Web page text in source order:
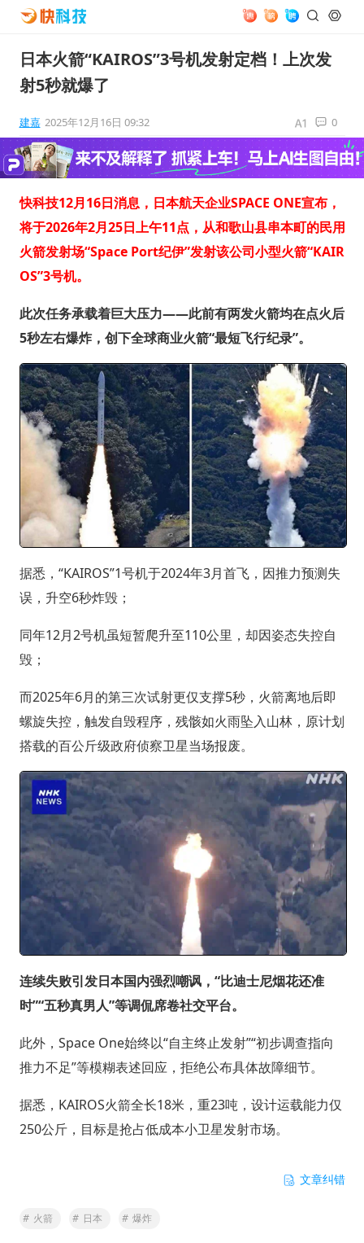
日本火箭“KAIROS”3号机发射定档！上次发
射5秒就爆了
建嘉 2025年12月16日 09:32 0
快科技12月16日消息，日本航天企业SPACE ONE宣布，
将于2026年2月25日上午11点，从和歌山县串本町的民用
火箭发射场“Space Port纪伊”发射该公司小型火箭“KAIR
OS”3号机。
此次任务承载着巨大压力——此前有两发火箭均在点火后
5秒左右爆炸，创下全球商业火箭“最短飞行纪录”。
据悉，“KAIROS”1号机于2024年3月首飞，因推力预测失
误，升空6秒炸毁；
同年12月2号机虽短暂爬升至110公里，却因姿态失控自
毁；
而2025年6月的第三次试射更仅支撑5秒，火箭离地后即
螺旋失控，触发自毁程序，残骸如火雨坠入山林，原计划
搭载的百公斤级政府侦察卫星当场报废。
连续失败引发日本国内强烈嘲讽，“比迪士尼烟花还准
时”“五秒真男人”等调侃席卷社交平台。
此外，Space One始终以“自主终止发射”“初步调查指向
推力不足”等模糊表述回应，拒绝公布具体故障细节。
据悉，KAIROS火箭全长18米，重23吨，设计运载能力仅
250公斤，目标是抢占低成本小卫星发射市场。
文章纠错
# 火箭 # 日本 # 爆炸